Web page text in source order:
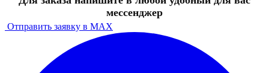
мессенджер
Отправить заявку в MAX